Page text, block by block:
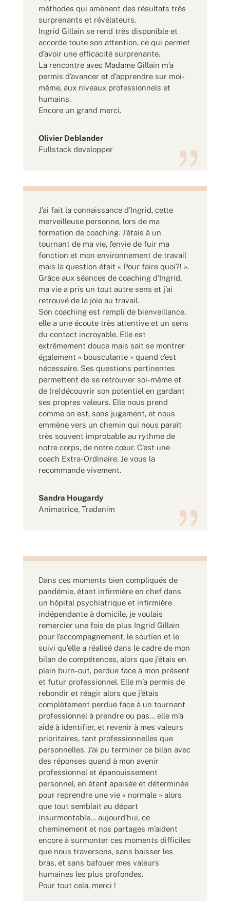
méthodes qui amènent des résultats très
surprenants et révélateurs.
Ingrid Gillain se rend très disponible et
accorde toute son attention, ce qui permet
d’avoir une efficacité surprenante.
La rencontre avec Madame Gillain m’a
permis d’avancer et d’apprendre sur moi-
même, aux niveaux professionnels et
humains.
Encore un grand merci.
Olivier Deblander
Fullstack developper
J’ai fait la connaissance d’Ingrid, cette
merveilleuse personne, lors de ma
formation de coaching. J’étais à un
tournant de ma vie, l’envie de fuir ma
fonction et mon environnement de travail
mais la question était « Pour faire quoi?! ».
Grâce aux séances de coaching d’Ingrid,
ma vie a pris un tout autre sens et j’ai
retrouvé de la joie au travail.
Son coaching est rempli de bienveillance,
elle a une écoute très attentive et un sens
du contact incroyable. Elle est
extrêmement douce mais sait se montrer
également « bousculante » quand c’est
nécessaire. Ses questions pertinentes
permettent de se retrouver soi-même et
de (re)découvrir son potentiel en gardant
ses propres valeurs. Elle nous prend
comme on est, sans jugement, et nous
emmène vers un chemin qui nous paraît
très souvent improbable au rythme de
notre corps, de notre cœur. C’est une
coach Extra-Ordinaire. Je vous la
recommande vivement.
Sandra Hougardy
Animatrice, Tradanim
Dans ces moments bien compliqués de
pandémie, étant infirmière en chef dans
un hôpital psychiatrique et infirmière
indépendante à domicile, je voulais
remercier une fois de plus Ingrid Gillain
pour l’accompagnement, le soutien et le
suivi qu’elle a réalisé dans le cadre de mon
bilan de compétences, alors que j’étais en
plein burn-out, perdue face à mon présent
et futur professionnel. Elle m’a permis de
rebondir et réagir alors que j’étais
complètement perdue face à un tournant
professionnel à prendre ou pas… elle m’a
aidé à identifier, et revenir à mes valeurs
prioritaires, tant professionnelles que
personnelles. J’ai pu terminer ce bilan avec
des réponses quand à mon avenir
professionnel et épanouissement
personnel, en étant apaisée et déterminée
pour reprendre une vie « normale » alors
que tout semblait au départ
insurmontable… aujourd’hui, ce
cheminement et nos partages m’aident
encore à surmonter ces moments difficiles
que nous traversons, sans baisser les
bras, et sans bafouer mes valeurs
humaines les plus profondes.
Pour tout cela, merci !